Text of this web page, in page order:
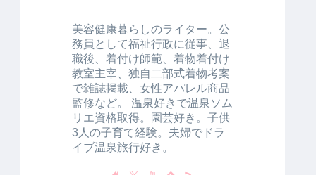
美容健康暮らしのライター。公
務員として福祉行政に従事、退
職後、着付け師範、着物着付け
教室主宰、独自二部式着物考案
で雑誌掲載、女性アパレル商品
監修など。 温泉好きで温泉ソム
リエ資格取得。園芸好き。子供
3人の子育て経験。夫婦でドラ
イブ温泉旅行好き。